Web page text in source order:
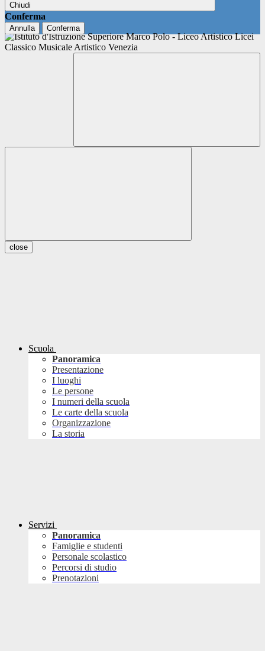
Chiudi
Conferma
Annulla Conferma
close
Scuola
Panoramica
Presentazione
I luoghi
Le persone
I numeri della scuola
Le carte della scuola
Organizzazione
La storia
Servizi
Panoramica
Famiglie e studenti
Personale scolastico
Percorsi di studio
Prenotazioni